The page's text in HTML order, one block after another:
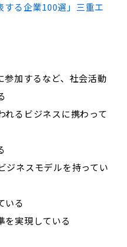
る企業100選」 三重エ
参加するなど、社会活動
れるビジネスに携わって
ジネスモデルを持ってい
いる
を実現している